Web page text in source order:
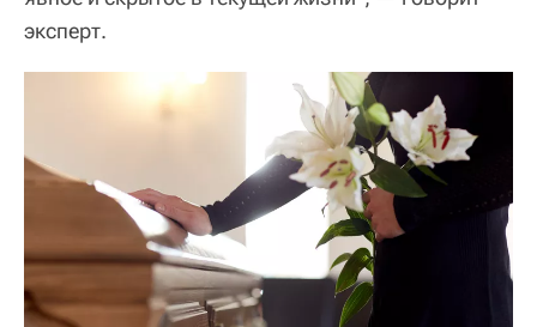
эксперт.